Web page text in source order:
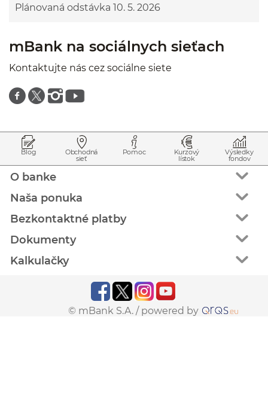
Plánovaná odstávka 10. 5. 2026
mBank na sociálnych sieťach
Kontaktujte nás cez sociálne siete
Znajdź nas na facebooku
Znajdź nas na twitterze
Znajdź nas na instagramie
Znajdź nas na youtube
Blog Obchodná
sieť
Pomoc Kurzový
lístok
Výsledky
fondov
O banke
Naša ponuka
Bezkontaktné platby
Dokumenty
Kalkulačky
© mBank S.A. / powered by